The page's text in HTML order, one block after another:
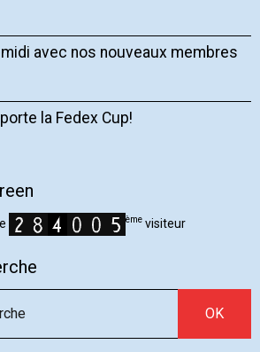
avec nos nouveaux membres
la Fedex Cup!
ème visiteur
OK